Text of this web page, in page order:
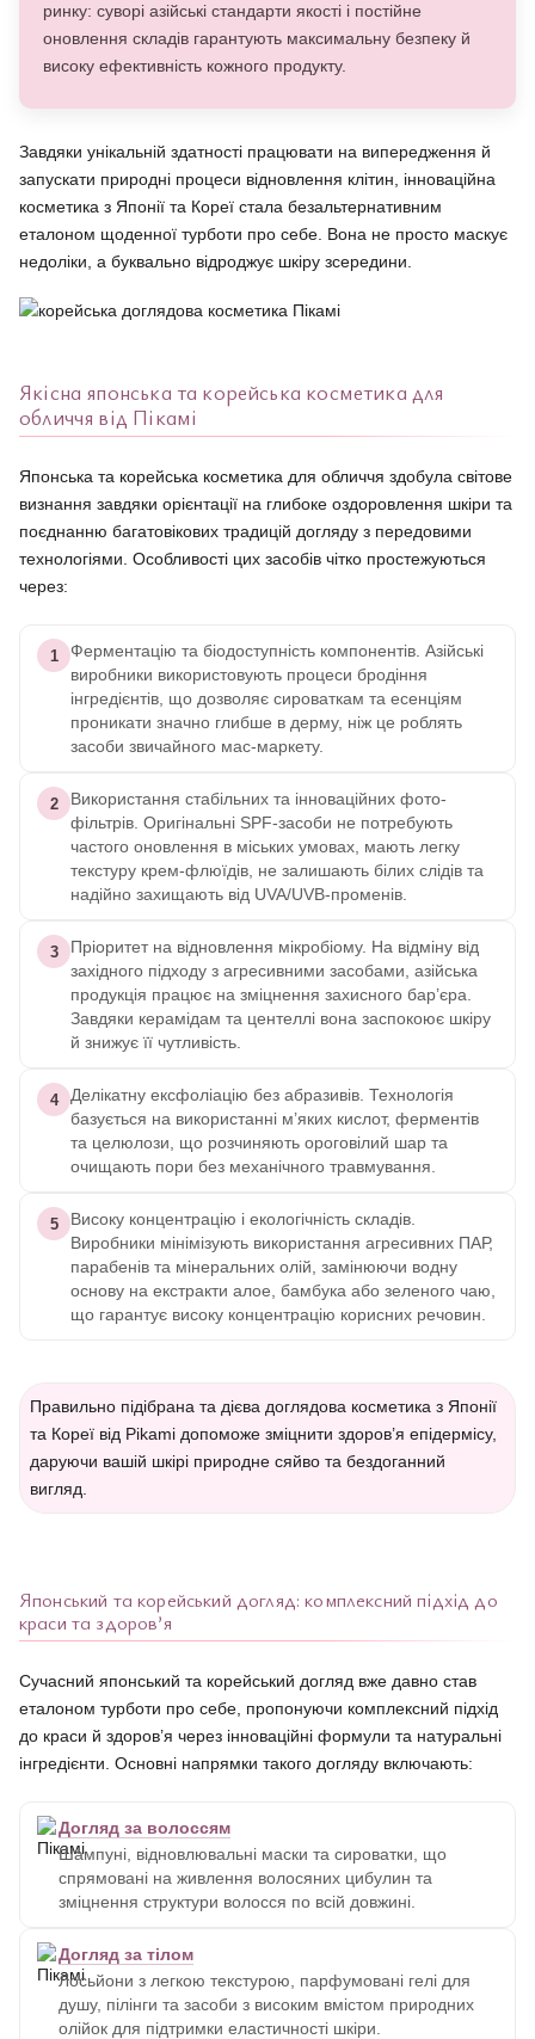
ринку: суворі азійські стандарти якості і постійне
оновлення складів гарантують максимальну безпеку й
високу ефективність кожного продукту.
Завдяки унікальній здатності працювати на випередження й
запускати природні процеси відновлення клітин, інноваційна
косметика з Японії та Кореї стала безальтернативним
еталоном щоденної турботи про себе. Вона не просто маскує
недоліки, а буквально відроджує шкіру зсередини.
Якісна японська та корейська косметика для
обличчя від Пікамі
Японська та корейська косметика для обличчя здобула світове
визнання завдяки орієнтації на глибоке оздоровлення шкіри та
поєднанню багатовікових традицій догляду з передовими
технологіями. Особливості цих засобів чітко простежуються
через:
1
Ферментацію та біодоступність компонентів. Азійські
виробники використовують процеси бродіння
інгредієнтів, що дозволяє сироваткам та есенціям
проникати значно глибше в дерму, ніж це роблять
засоби звичайного мас-маркету.
2
Використання стабільних та інноваційних фото-
фільтрів. Оригінальні SPF-засоби не потребують
частого оновлення в міських умовах, мають легку
текстуру крем-флюїдів, не залишають білих слідів та
надійно захищають від UVA/UVB-променів.
3
Пріоритет на відновлення мікробіому. На відміну від
західного підходу з агресивними засобами, азійська
продукція працює на зміцнення захисного бар’єра.
Завдяки керамідам та центеллі вона заспокоює шкіру
й знижує її чутливість.
4
Делікатну ексфоліацію без абразивів. Технологія
базується на використанні м’яких кислот, ферментів
та целюлози, що розчиняють ороговілий шар та
очищають пори без механічного травмування.
5
Високу концентрацію і екологічність складів.
Виробники мінімізують використання агресивних ПАР,
парабенів та мінеральних олій, замінюючи водну
основу на екстракти алое, бамбука або зеленого чаю,
що гарантує високу концентрацію корисних речовин.
Правильно підібрана та дієва доглядова косметика з Японії
та Кореї від Pikami допоможе зміцнити здоров’я епідермісу,
даруючи вашій шкірі природне сяйво та бездоганний
вигляд.
Японський та корейський догляд: комплексний підхід до
краси та здоров’я
Сучасний японський та корейський догляд вже давно став
еталоном турботи про себе, пропонуючи комплексний підхід
до краси й здоров’я через інноваційні формули та натуральні
інгредієнти. Основні напрямки такого догляду включають:
Догляд за волоссям
Шампуні, відновлювальні маски та сироватки, що
спрямовані на живлення волосяних цибулин та
зміцнення структури волосся по всій довжині.
Догляд за тілом
Лосьйони з легкою текстурою, парфумовані гелі для
душу, пілінги та засоби з високим вмістом природних
олійок для підтримки еластичності шкіри.